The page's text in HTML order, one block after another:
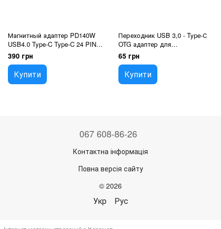
Магнитный адаптер PD140W
USB4.0 Type-C Type-C 24 PIN
20/40 Gbps 8K@60 Гц apple
macBook
390 грн
Купити
Переходник USB 3,0 - Type-С
OTG адаптер для
подключения юсб устройств
65 грн
Купити
067 608-86-26
Контактна інформація
Повна версія сайту
© 2026
Укр Рус